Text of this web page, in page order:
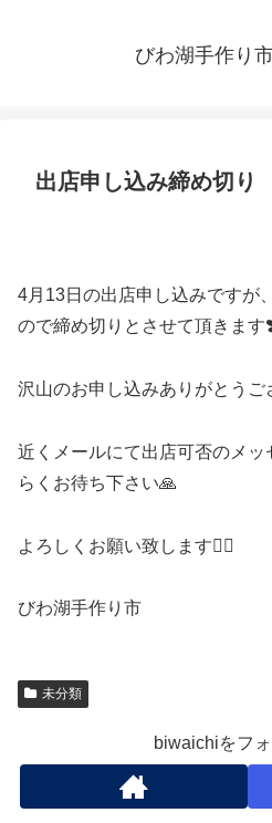
びわ湖手作り
出店申し込み締め切り
4月13日の出店申し込みですが
ので締め切りとさせて頂きます
沢山のお申し込みありがとう
近くメールにて出店可否のメ
らくお待ち下さい🙏
よろしくお願い致します🙇‍♀️
びわ湖手作り市
未分類
biwaichiをフ